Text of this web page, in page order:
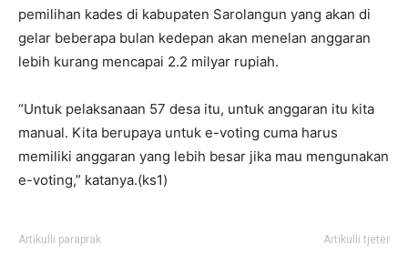
pemilihan kades di kabupaten Sarolangun yang akan di
gelar beberapa bulan kedepan akan menelan anggaran
lebih kurang mencapai 2.2 milyar rupiah.
“Untuk pelaksanaan 57 desa itu, untuk anggaran itu kita
manual. Kita berupaya untuk e-voting cuma harus
memiliki anggaran yang lebih besar jika mau mengunakan
e-voting,” katanya.(ks1)
Artikulli paraprak Artikulli tjetër